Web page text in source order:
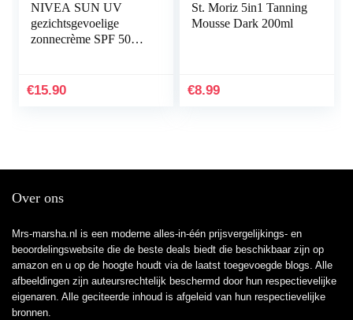
NIVEA SUN UV
gezichtsgevoelige
zonnecrème SPF 50+
gevoelige huid…
€15.90
St. Moriz 5in1 Tanning
Mousse Dark 200ml
€8.99
Over ons
Mrs-marsha.nl is een moderne alles-in-één prijsvergelijkings- en
beoordelingswebsite die de beste deals biedt die beschikbaar zijn op
amazon en u op de hoogte houdt via de laatst toegevoegde blogs. Alle
afbeeldingen zijn auteursrechtelijk beschermd door hun respectievelijke
eigenaren. Alle geciteerde inhoud is afgeleid van hun respectievelijke
bronnen.